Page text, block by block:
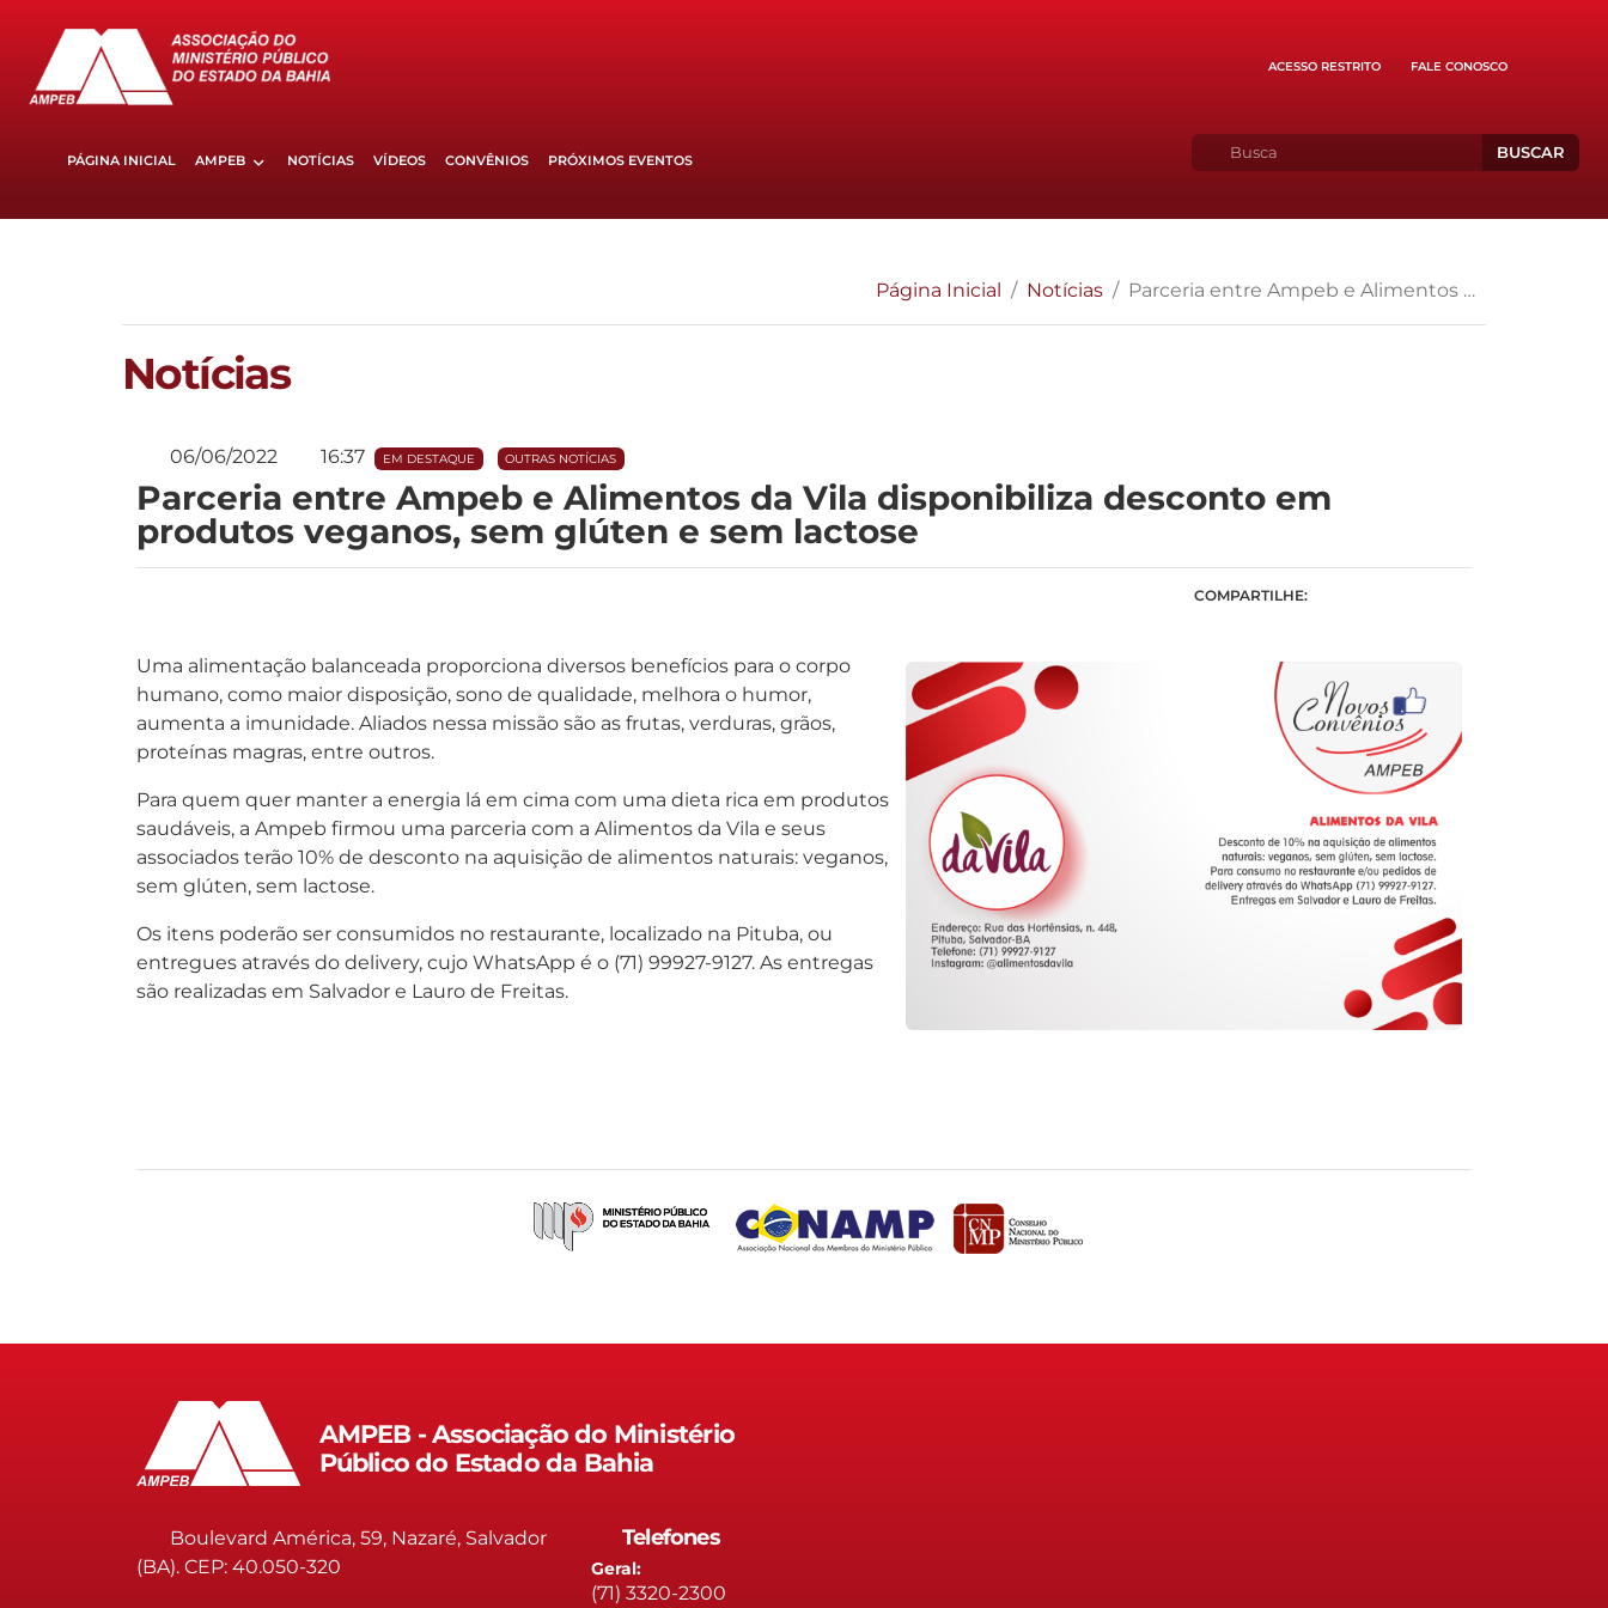
ACESSO RESTRITO FALE CONOSCO
PÁGINA INICIAL AMPEB NOTÍCIAS VÍDEOS CONVÊNIOS PRÓXIMOS EVENTOS BUSCAR
Página Inicial Notícias Parceria entre Ampeb e Alimentos da Vila disponibiliza desconto em produtos veganos, sem glúten e sem lactose
Notícias
06/06/2022 16:37 EM DESTAQUE OUTRAS NOTÍCIAS
Parceria entre Ampeb e Alimentos da Vila disponibiliza desconto em
produtos veganos, sem glúten e sem lactose
COMPARTILHE:
Uma alimentação balanceada proporciona diversos benefícios para o corpo
humano, como maior disposição, sono de qualidade, melhora o humor,
aumenta a imunidade. Aliados nessa missão são as frutas, verduras, grãos,
proteínas magras, entre outros.
Para quem quer manter a energia lá em cima com uma dieta rica em produtos
saudáveis, a Ampeb firmou uma parceria com a Alimentos da Vila e seus
associados terão 10% de desconto na aquisição de alimentos naturais: veganos,
sem glúten, sem lactose.
Os itens poderão ser consumidos no restaurante, localizado na Pituba, ou
entregues através do delivery, cujo WhatsApp é o (71) 99927-9127. As entregas
são realizadas em Salvador e Lauro de Freitas.
AMPEB - Associação do Ministério
Público do Estado da Bahia
Boulevard América, 59, Nazaré, Salvador
(BA). CEP: 40.050-320
Telefones
Geral:
(71) 3320-2300